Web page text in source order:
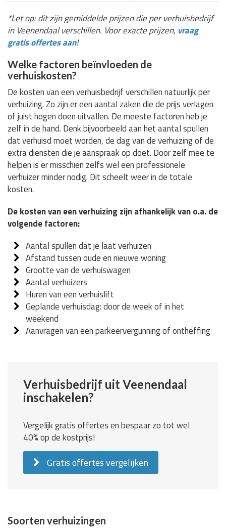
*Let op: dit zijn gemiddelde prijzen die per verhuisbedrijf
in Veenendaal verschillen. Voor exacte prijzen, vraag
gratis offertes aan!
Welke factoren beïnvloeden de
verhuiskosten?
De kosten van een verhuisbedrijf verschillen natuurlijk per
verhuizing. Zo zijn er een aantal zaken die de prijs verlagen
of juist hogen doen uitvallen. De meeste factoren heb je
zelf in de hand. Denk bijvoorbeeld aan het aantal spullen
dat verhuisd moet worden, de dag van de verhuizing of de
extra diensten die je aanspraak op doet. Door zelf mee te
helpen is er misschien zelfs wel een professionele
verhuizer minder nodig. Dit scheelt weer in de totale
kosten.
De kosten van een verhuizing zijn afhankelijk van o.a. de
volgende factoren:
Aantal spullen dat je laat verhuizen
Afstand tussen oude en nieuwe woning
Grootte van de verhuiswagen
Aantal verhuizers
Huren van een verhuislift
Geplande verhuisdag: door de week of in het
weekend
Aanvragen van een parkeervergunning of ontheffing
Verhuisbedrijf uit Veenendaal
inschakelen?
Vergelijk gratis offertes en bespaar zo tot wel
40% op de kostprijs!
Gratis offertes vergelijken
Soorten verhuizingen